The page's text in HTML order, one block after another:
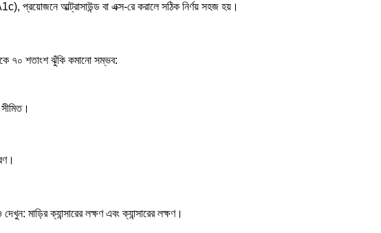
প্রয়োজনে আল্ট্রাসাউন্ড বা এক্স-রে করালে সঠিক নির্ণয় সহজ হয়।
৭০ শতাংশ ঝুঁকি কমানো সম্ভব:
দেখুন: মাড়ির ক্যান্সারের লক্ষণএবংক্যান্সারের লক্ষণ।